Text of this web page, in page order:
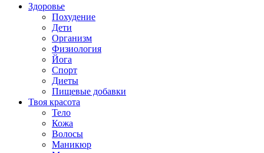
Здоровье
Похудение
Дети
Организм
Физиология
Йога
Спорт
Диеты
Пищевые добавки
Твоя красота
Тело
Кожа
Волосы
Маникюр